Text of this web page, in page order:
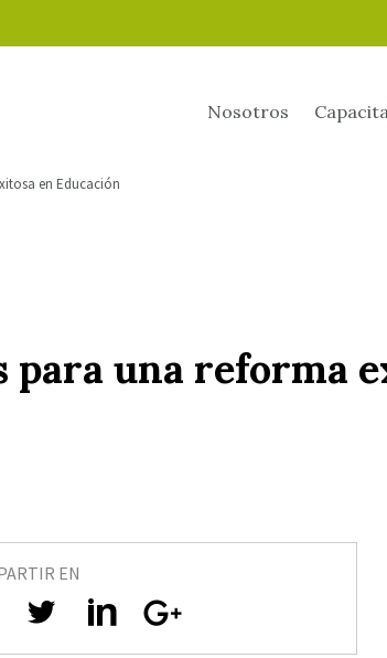
Nosotros
en Educación
para una reforma
EN